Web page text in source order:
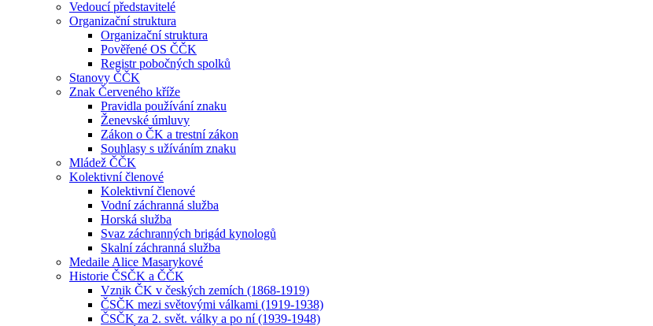
Vedoucí představitelé
Organizační struktura
Organizační struktura
Pověřené OS ČČK
Registr pobočných spolků
Stanovy ČČK
Znak Červeného kříže
Pravidla používání znaku
Ženevské úmluvy
Zákon o ČK a trestní zákon
Souhlasy s užíváním znaku
Mládež ČČK
Kolektivní členové
Kolektivní členové
Vodní záchranná služba
Horská služba
Svaz záchranných brigád kynologů
Skalní záchranná služba
Medaile Alice Masarykové
Historie ČSČK a ČČK
Vznik ČK v českých zemích (1868-1919)
ČSČK mezi světovými válkami (1919-1938)
ČSČK za 2. svět. války a po ní (1939-1948)